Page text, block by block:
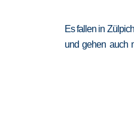
Es fallen in
und gehen auch